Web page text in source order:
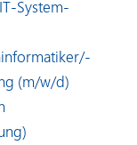
System-
(m/w/d)